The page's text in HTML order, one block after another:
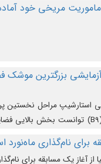
مریخی خود
استارشیپ مراحل
جدید با موفقیت از آن
برای نام‌گذاری ماه‌نورد
از آغاز یک مسابقه برای